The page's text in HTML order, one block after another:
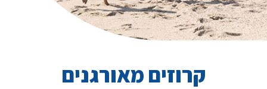
קרוזים מאורגנים